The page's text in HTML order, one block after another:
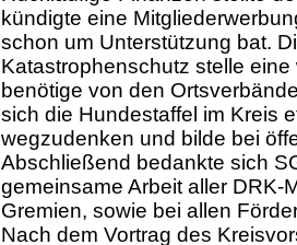
kündigte eine
schon um Unterstützung bat.
Katastrophenschutz stelle
benötige von den
sich die Hundestaffel im Kreis
wegzudenken und bilde bei
Abschließend bedankte sich
gemeinsame Arbeit aller DRK-
Gremien, sowie bei allen
Nach dem Vortrag des